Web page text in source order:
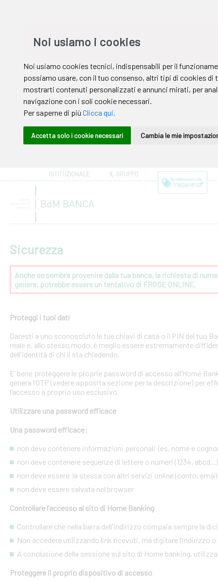
ISTITUZIONALE IL GRUPPO
Sicurezza
Anche se sembra provenire dalla tua banca, la richiesta di
genere, potrebbe essere un tentativo di FRODE ONLINE.
Proteggi i tuoi dati
Daresti a uno sconosciuto le tue chiavi di casa o il PIN del tuo
reale e, allo stesso modo, è meglio essere estremamente
dell'identità di chi li sta chiedendo.
E’ bene proteggere le proprie password di accesso all’Home
genera l’OTP (vedere apposita sezione per la descrizione) per
l’accesso a proprio uso esclusivo.
Utilizzare una password efficace
Una password efficace:
non deve contenere informazioni personali (es. nome e
non deve contenere sequenze di lettere o numeri (1234, abcd...)
non deve essere la stessa con altri servizi online (conto,
non deve essere salvata nel browser
Controllare l’accesso al sito di Home Banking
Controllare che nella barra dell'indirizzo compaia sempre la
Non accedere utilizzando link ricevuti, ma digitare l’indirizzo
A conclusione della sessione sul sito di Home banking,
Proteggere il proprio dispositivo di accesso